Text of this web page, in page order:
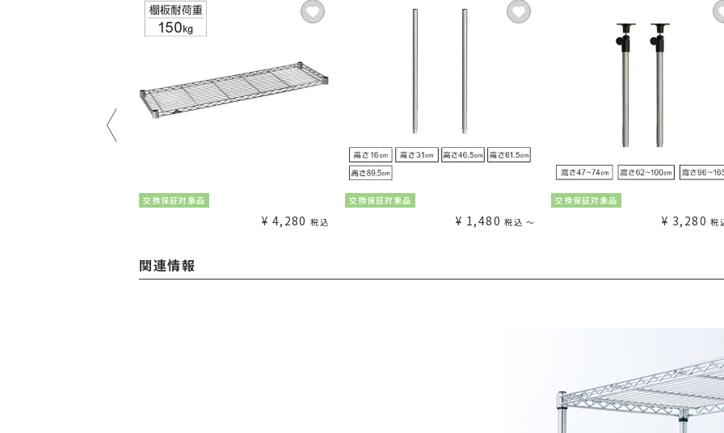
交換保証対象品
¥ 4,280 税込
交換保証対象品
¥ 1,480 税込 〜
交換保証対象品
¥ 3,280 税
関連情報